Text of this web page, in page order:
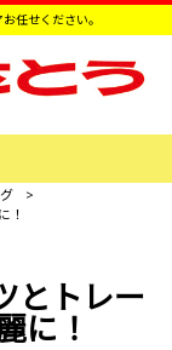
任せください。
>
！
とトレー
に！